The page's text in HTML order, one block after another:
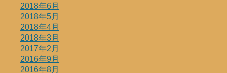
2018年6月
2018年5月
2018年4月
2018年3月
2017年2月
2016年9月
2016年8月